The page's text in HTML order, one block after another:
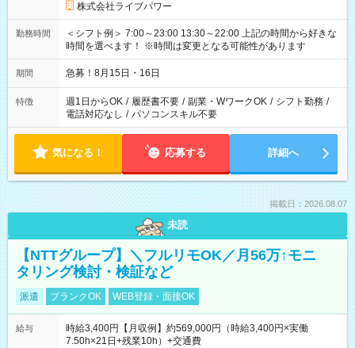
株式会社ライブパワー
勤務時間
＜シフト例＞ 7:00～23:00 13:30～22:00 上記の時間から好きな
時間を選べます！ ※時間は変更となる可能性があります
期間 急募！8月15日・16日
特徴 週1日からOK / 履歴書不要 / 副業・WワークOK / シフト勤務 /
電話対応なし / パソコンスキル不要
気になる！ 応募する 詳細へ
掲載日：2026.08.07
未読
【NTTグループ】＼フルリモOK／月56万↑モニ
タリング検討・検証など
派遣 ブランクOK WEB登録・面接OK
給与
時給3,400円【月収例】約569,000円（時給3,400円×実働
7.50h×21日+残業10h）+交通費